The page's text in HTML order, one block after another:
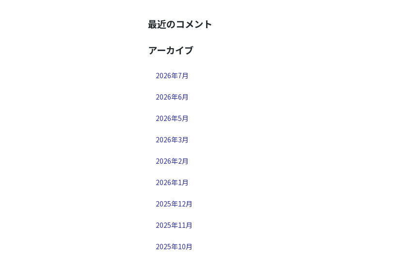
最近のコメント
アーカイブ
2026年7月
2026年6月
2026年5月
2026年3月
2026年2月
2026年1月
2025年12月
2025年11月
2025年10月